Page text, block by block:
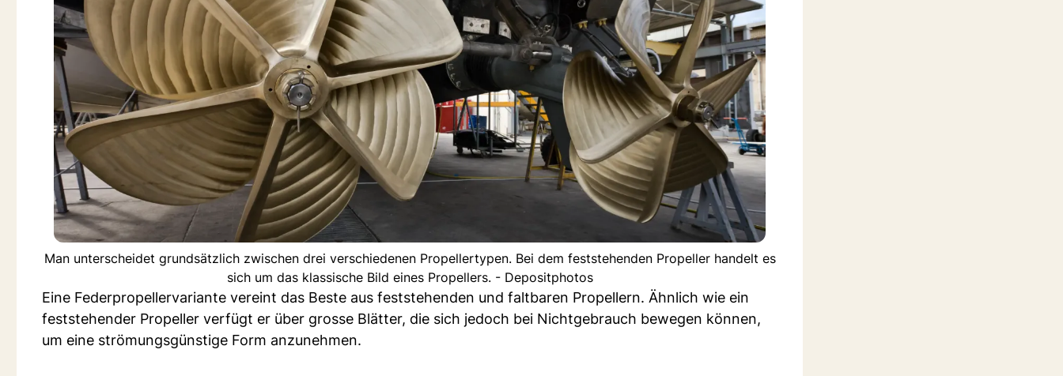
Man unterscheidet grundsätzlich zwischen drei verschiedenen Propellertypen. Bei dem feststehenden Propeller handelt es
sich um das klassische Bild eines Propellers. - Depositphotos
Eine Federpropellervariante vereint das Beste aus feststehenden und faltbaren Propellern. Ähnlich wie ein
feststehender Propeller verfügt er über grosse Blätter, die sich jedoch bei Nichtgebrauch bewegen können,
um eine strömungsgünstige Form anzunehmen.